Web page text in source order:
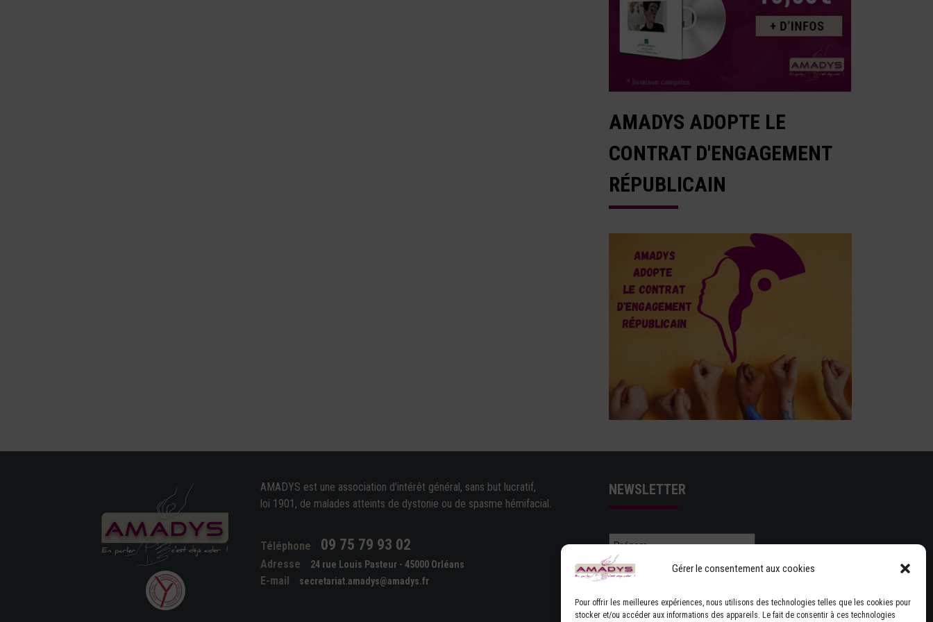
Gérer le consentement aux cookies
Pour offrir les meilleures expériences, nous utilisons des technologies telles que les cookies pour
stocker et/ou accéder aux informations des appareils. Le fait de consentir à ces technologies
AMADYS ADOPTE LE
CONTRAT D'ENGAGEMENT
RÉPUBLICAIN
AMADYS est une association d'intérêt général, sans but lucratif,
loi 1901, de malades atteints de dystonie ou de spasme hémifacial.
Téléphone 09 75 79 93 02
Adresse 24 rue Louis Pasteur - 45000 Orléans
E-mail secretariat.amadys@amadys.fr
NEWSLETTER